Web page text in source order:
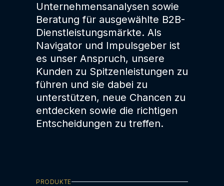
Unternehmensanalysen sowie
Beratung für ausgewählte B2B-
Dienstleistungsmärkte. Als
Navigator und Impulsgeber ist
es unser Anspruch, unsere
Kunden zu Spitzenleistungen zu
führen und sie dabei zu
unterstützen, neue Chancen zu
entdecken sowie die richtigen
Entscheidungen zu treffen.
PRODUKTE